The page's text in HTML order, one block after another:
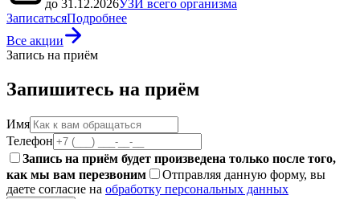
до 31.12.2026УЗИ всего организма
ЗаписатьсяПодробнее
Все акции
Запись на приём
Запишитесь на приём
Имя
Телефон
Запись на приём будет произведена только после того,
как мы вам перезвоним
Отправляя данную форму, вы
даете согласие на обработку персональных данных